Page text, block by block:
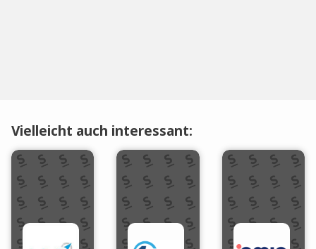
Vielleicht auch interessant: